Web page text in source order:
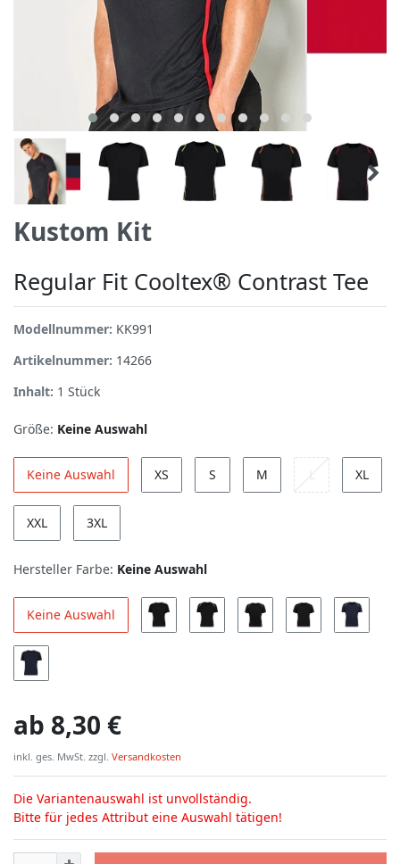
Kustom Kit
Regular Fit Cooltex® Contrast Tee
Modellnummer: KK991
Artikelnummer: 14266
Inhalt: 1 Stück
Größe: Keine Auswahl
Keine Auswahl XS S M L XL
XXL 3XL
Hersteller Farbe: Keine Auswahl
Keine Auswahl
ab 8,30 €
inkl. ges. MwSt. zzgl. Versandkosten
Die Variantenauswahl ist unvollständig.
Bitte für jedes Attribut eine Auswahl tätigen!